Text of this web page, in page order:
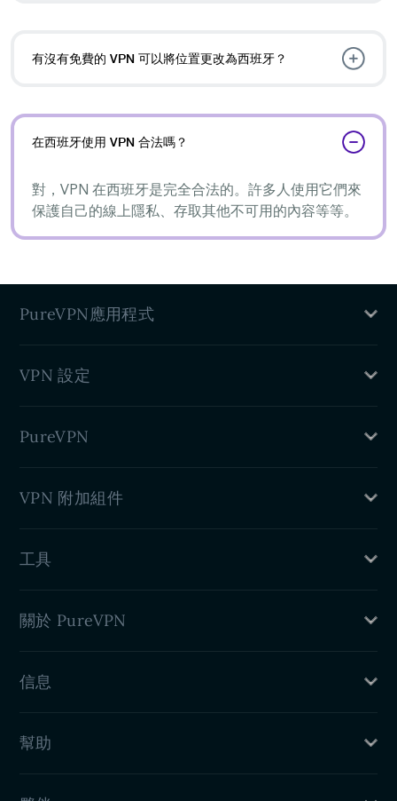
有沒有免費的 VPN 可以將位置更改為西班牙？
在西班牙使用 VPN 合法嗎？
對，VPN 在西班牙是完全合法的。許多人使用它們來
保護自己的線上隱私、存取其他不可用的內容等等。
PureVPN應用程式
Windows VPN
iPhone VPN
VPN Firefox 擴充
Android TV VPN
Firestick TV VPN
VPN 設定
DD-WRT 小型應用程式
PureVPN
VPN 附加組件
連接埠轉送
工具
DNS洩漏測試
WebRTC洩漏測試
關於 PureVPN
功能
PureVPN評論
信息
退款政策
幫助